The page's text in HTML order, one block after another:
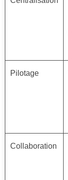
Pilotage
Collaboration